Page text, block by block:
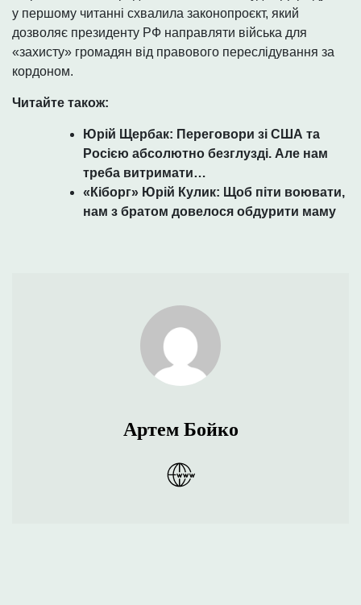
у першому читанні схвалила законопроєкт, який
дозволяє президенту РФ направляти війська для
«захисту» громадян від правового переслідування за
кордоном.
Читайте також:
Юрій Щербак: Переговори зі США та
Росією абсолютно безглузді. Але нам
треба витримати…
«Кіборг» Юрій Кулик: Щоб піти воювати,
нам з братом довелося обдурити маму
Артем Бойко